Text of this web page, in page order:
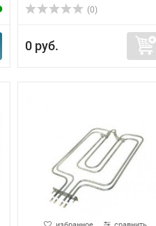
(0)
0 руб.